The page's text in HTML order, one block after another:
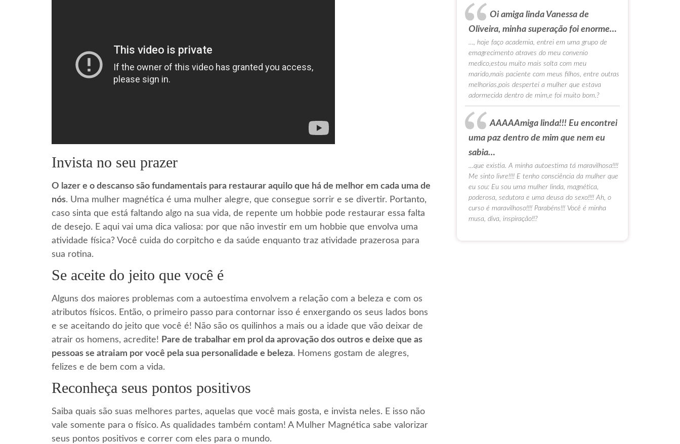
Invista no seu prazer
O lazer e o descanso são fundamentais para restaurar aquilo que há de melhor em cada uma de
nós. Uma mulher magnética é uma mulher alegre, que consegue sorrir e se divertir. Portanto,
caso sinta que está faltando algo na sua vida, de repente um hobbie pode restaurar essa falta
de desejo. E aqui vai uma dica valiosa: por que não investir em um hobbie que envolva uma
atividade física? Você cuida do corpitcho e da saúde enquanto traz atividade prazerosa para
sua rotina.
Se aceite do jeito que você é
Alguns dos maiores problemas com a autoestima envolvem a relação com a beleza e com os
atributos físicos. Então, o primeiro passo para contornar isso é enxergando os seus lados bons
e se aceitando do jeito que você é! Não são os quilinhos a mais ou a idade que vão deixar de
atrair os homens, acredite! Pare de trabalhar em prol da aprovação dos outros e deixe que as
pessoas se atraiam por você pela sua personalidade e beleza. Homens gostam de alegres,
felizes e de bem com a vida.
Reconheça seus pontos positivos
Saiba quais são suas melhores partes, aquelas que você mais gosta, e invista neles. E isso não
vale somente para o físico. As qualidades também contam! A Mulher Magnética sabe valorizar
seus pontos positivos e correr com eles para o mundo.
Oi amiga linda Vanessa de
Oliveira, minha superação foi enorme…
…, hoje faço academia, entrei em uma grupo de
emagrecimento atraves do meu convenio
medico,estou muito mais solta com meu
marido,mais paciente com meus filhos, entre outras
melhorias,pois despertei a mulher que estava
adormecida dentro de mim,e foi muito bom.?
AAAAAmiga linda!!! Eu encontrei
uma paz dentro de mim que nem eu
sabia…
…que existia. A minha autoestima tá maravilhosa!!!!
Me sinto livre!!!! E tenho consciência da mulher que
eu sou: Eu sou uma mulher linda, magnética,
poderosa, sedutora e uma deusa do sexo!!!! Ah, o
curso é maravilhoso!!!! Parabéns!!! Você é minha
musa, diva, inspiração!!?